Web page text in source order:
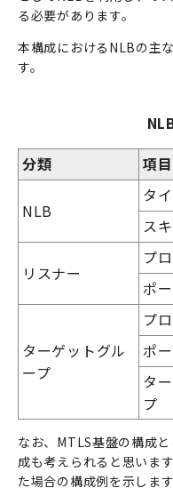
る必要があります。
本構成におけるNLBの主
す。
分類
項目
NLB
タ
ス
リスナー
プ
ポ
ターゲットグル
ープ
プ
ポ
タ
プ
なお、MTLS基盤の構成
成も考えられると思いま
た場合の構成例を示します